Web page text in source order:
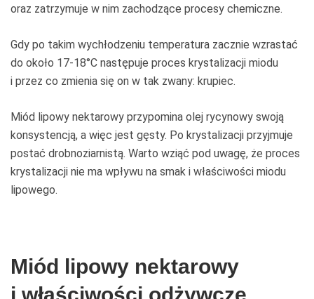
oraz zatrzymuje w nim zachodzące procesy chemiczne.
Gdy po takim wychłodzeniu temperatura zacznie wzrastać
do około 17-18°C następuje proces krystalizacji miodu
i przez co zmienia się on w tak zwany: krupiec.
Miód lipowy nektarowy przypomina olej rycynowy swoją
konsystencją, a więc jest gęsty. Po krystalizacji przyjmuje
postać drobnoziarnistą. Warto wziąć pod uwagę, że proces
krystalizacji nie ma wpływu na smak i właściwości miodu
lipowego.
Miód lipowy nektarowy